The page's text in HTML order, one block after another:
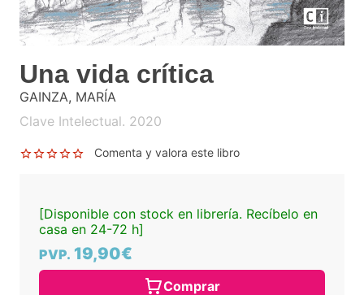
Una vida crítica
GAINZA, MARÍA
Clave Intelectual. 2020
Comenta y valora este libro
[Disponible con stock en librería. Recíbelo en
casa en 24-72 h]
PVP. 19,90€
Comprar